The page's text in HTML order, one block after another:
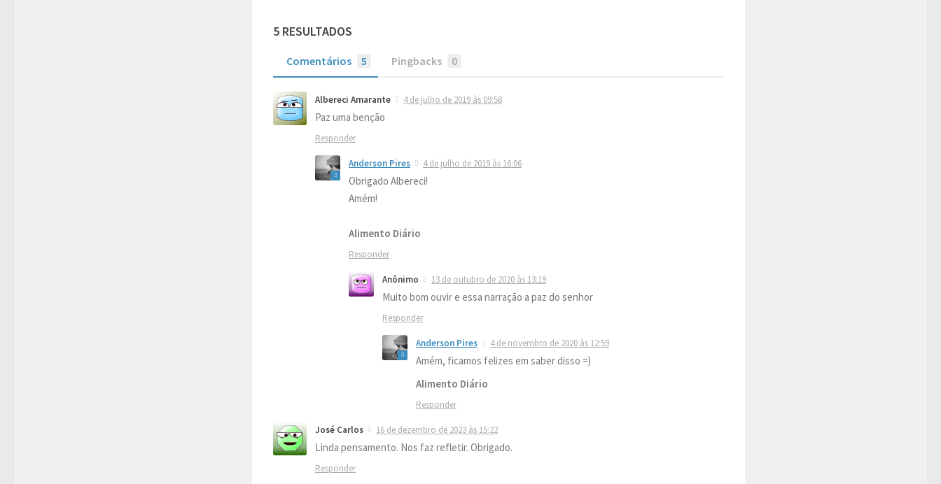
5 RESULTADOS
Comentários 5 Pingbacks 0
Albereci Amarante 4 de julho de 2019 às 09:58
Paz uma benção
Responder
Anderson Pires 4 de julho de 2019 às 16:06
Obrigado Albereci!
Amém!
Alimento Diário
Responder
Anônimo 13 de outubro de 2020 às 13:19
Muito bom ouvir e essa narração a paz do senhor
Responder
Anderson Pires 4 de novembro de 2020 às 12:59
Amém, ficamos felizes em saber disso =)
Alimento Diário
Responder
José Carlos 16 de dezembro de 2023 às 15:22
Linda pensamento. Nos faz refletir. Obrigado.
Responder